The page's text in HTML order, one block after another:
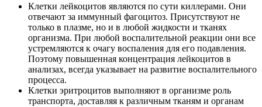
Клетки лейкоцитов являются по сути киллерами. Они
отвечают за иммунный фагоцитоз. Присутствуют не
только в плазме, но и в любой жидкости и тканях
организма. При любой воспалительной реакции они все
устремляются к очагу воспаления для его подавления.
Поэтому повышенная концентрация лейкоцитов в
анализах, всегда указывает на развитие воспалительного
процесса.
Клетки эритроцитов выполняют в организме роль
транспорта, доставляя к различным тканям и органам